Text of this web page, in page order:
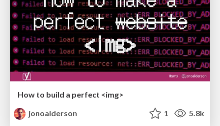
How to build a perfect <img>
jonoalderson
1 5.8k